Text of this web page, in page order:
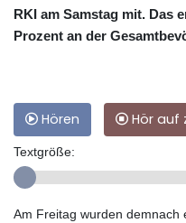
RKI am Samstag mit. Das
Prozent an der
Hören Hör auf
Textgröße:
Am Freitag wurden demnach